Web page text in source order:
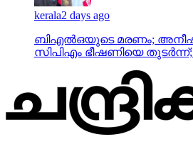
kerala2 days ago
ബിഎല്‍ഒയുടെ മരണം;
സിപിഎം ഭീഷണിയെ